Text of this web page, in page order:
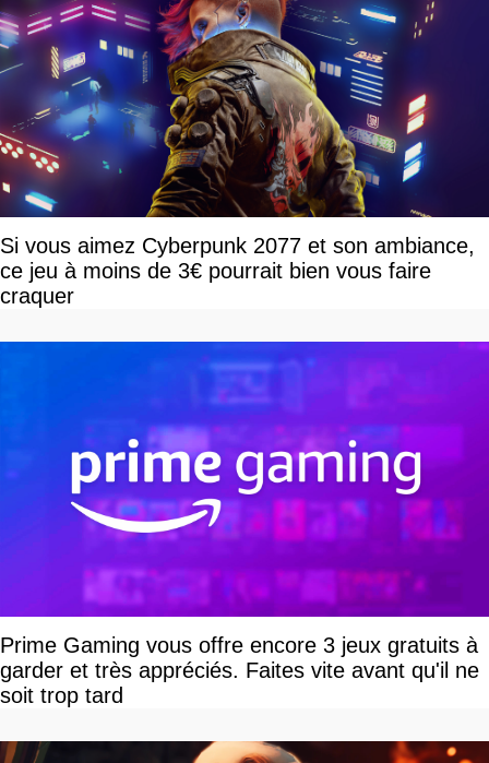
Si vous aimez Cyberpunk 2077 et son ambiance,
ce jeu à moins de 3€ pourrait bien vous faire
craquer
Prime Gaming vous offre encore 3 jeux gratuits à
garder et très appréciés. Faites vite avant qu'il ne
soit trop tard